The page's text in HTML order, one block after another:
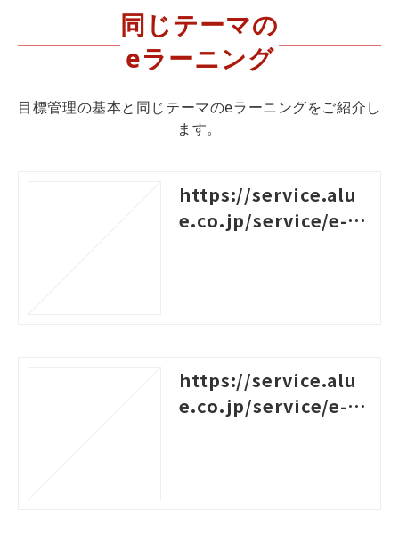
同じテーマの
eラーニング
目標管理の基本と同じテーマのeラーニングをご紹介し
ます。
https://service.alu
e.co.jp/service/e-le
https://service.alu
e.co.jp/service/e-le